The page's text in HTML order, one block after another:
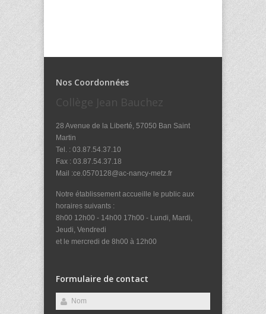
Nos Coordonnées
Collège Jean Bauchez
28 Avenue de la Liberté, 57050 Ban Saint
Martin
Tel. : 03.87.54.37.10
Fax : 03.87.54.37.18
Mail :ce.0570128@ac-nancy-metz.fr
Notre établissement accueille le public aux
horaires suivants :
8h00 12h00 - 14h00 17h00 - Lundi, Mardi,
Jeudi, Vendredi
et le mercredi de 8h00 à 12h00
Formulaire de contact